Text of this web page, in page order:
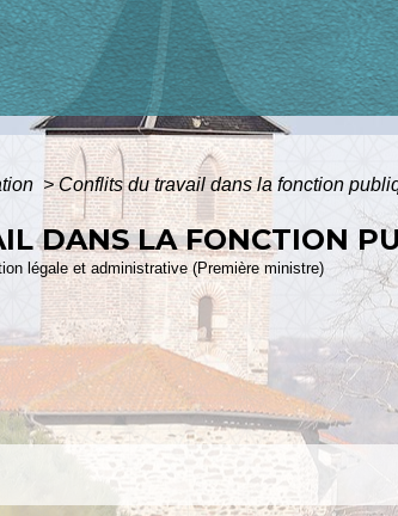
> Conflits du travail dans la fonction
DANS LA FONCTION
légale et administrative (Première ministre)